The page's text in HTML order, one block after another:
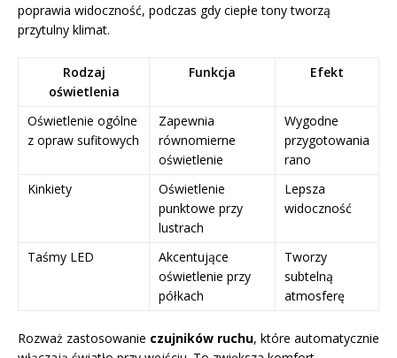
poprawia widoczność, podczas gdy ciepłe tony tworzą
przytulny klimat.
Rodzaj
oświetlenia
Funkcja Efekt
Oświetlenie ogólne
z opraw sufitowych
Zapewnia
równomierne
oświetlenie
Wygodne
przygotowania
rano
Kinkiety
Oświetlenie
punktowe przy
lustrach
Lepsza
widoczność
Taśmy LED
Akcentujące
oświetlenie przy
półkach
Tworzy
subtelną
atmosferę
Rozważ zastosowanie czujników ruchu, które automatycznie